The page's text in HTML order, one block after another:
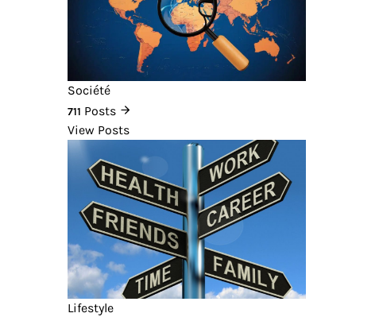
Société
711 Posts
View Posts
Lifestyle